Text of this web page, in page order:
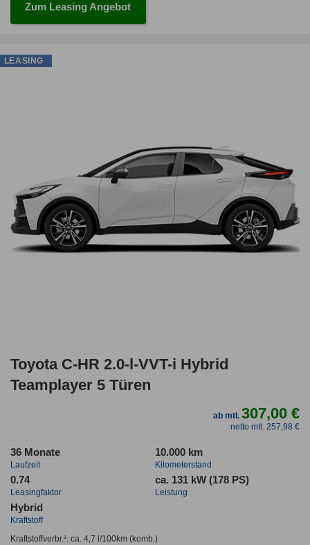
Zum Leasing Angebot
Toyota C-HR 2.0-l-VVT-i Hybrid
Teamplayer 5 Türen
ab mtl.307,00 €
netto mtl. 257,98 €
36 Monate
Laufzeit
10.000 km
Kilometerstand
0.74
Leasingfaktor
ca. 131 kW (178 PS)
Leistung
Hybrid
Kraftstoff
Kraftstoffverbr.¹: ca. 4,7 l/100km(komb.)
LEASING